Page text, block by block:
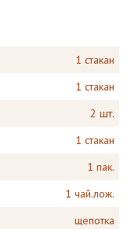
1 стакан
1 стакан
2 шт.
1 стакан
1 пак.
1 чай.лож.
щепотка